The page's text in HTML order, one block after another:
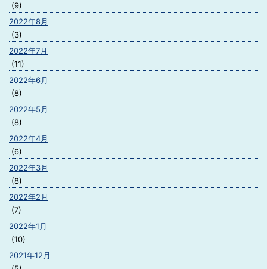
(9)
2022年8月
(3)
2022年7月
(11)
2022年6月
(8)
2022年5月
(8)
2022年4月
(6)
2022年3月
(8)
2022年2月
(7)
2022年1月
(10)
2021年12月